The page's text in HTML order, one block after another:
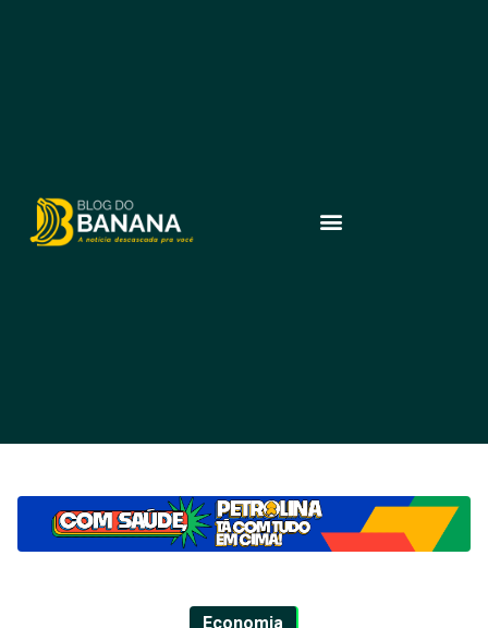
Economia